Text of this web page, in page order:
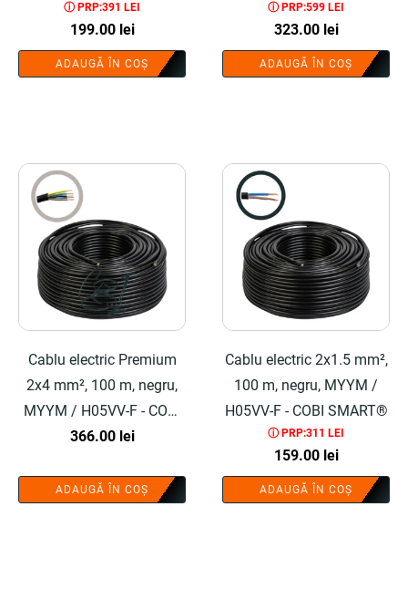
ⓘ PRP:391 LEI
199.00 lei
ADAUGĂ ÎN COȘ
SMART®
ⓘ PRP:599 LEI
323.00 lei
ADAUGĂ ÎN COȘ
Cablu electric Premium
2x4 mm², 100 m, negru,
MYYM / H05VV-F - COBI
SMART®
366.00 lei
ADAUGĂ ÎN COȘ
Cablu electric 2x1.5 mm²,
100 m, negru, MYYM /
H05VV-F - COBI SMART®
ⓘ PRP:311 LEI
159.00 lei
ADAUGĂ ÎN COȘ